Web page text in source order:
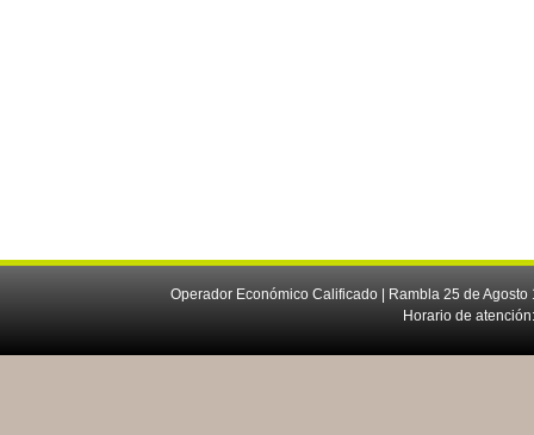
Operador Económico Calificado | Rambla 25 de
Horario de